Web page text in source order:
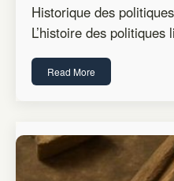
Historique des
L’histoire des
Read More